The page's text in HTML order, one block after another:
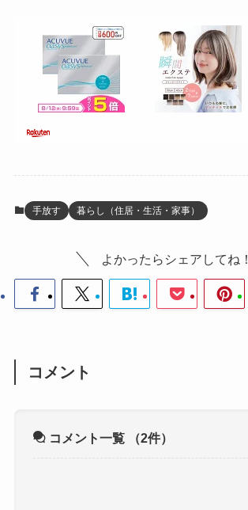
手放す 暮らし（住居・生活・家事）
よかったらシェアしてね！
コメント
コメント一覧 （2件）